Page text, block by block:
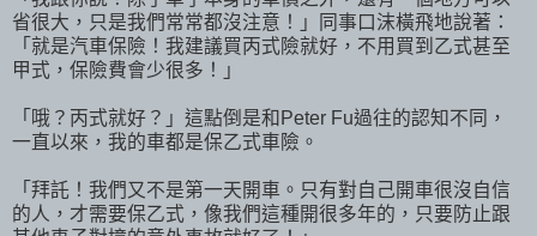
省很大，只是我們常常都沒注意！」同事口沫橫飛地說著：
「就是汽車保險！我建議買丙式險就好，不用買到乙式甚至
甲式，保險費會少很多！」
「哦？丙式就好？」這點倒是和Peter Fu過往的認知不同，
一直以來，我的車都是保乙式車險。
「拜託！我們又不是第一天開車。只有對自己開車很沒自信
的人，才需要保乙式，像我們這種開很多年的，只要防止跟